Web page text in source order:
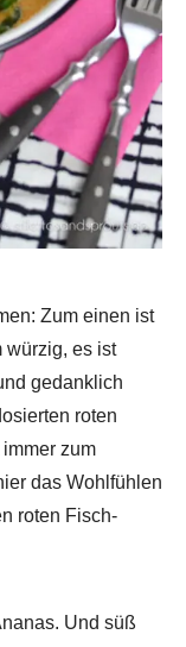
Zum einen ist
würzig, es ist
gedanklich
roten
zum
das Wohlfühlen
roten Fisch-
Und süß